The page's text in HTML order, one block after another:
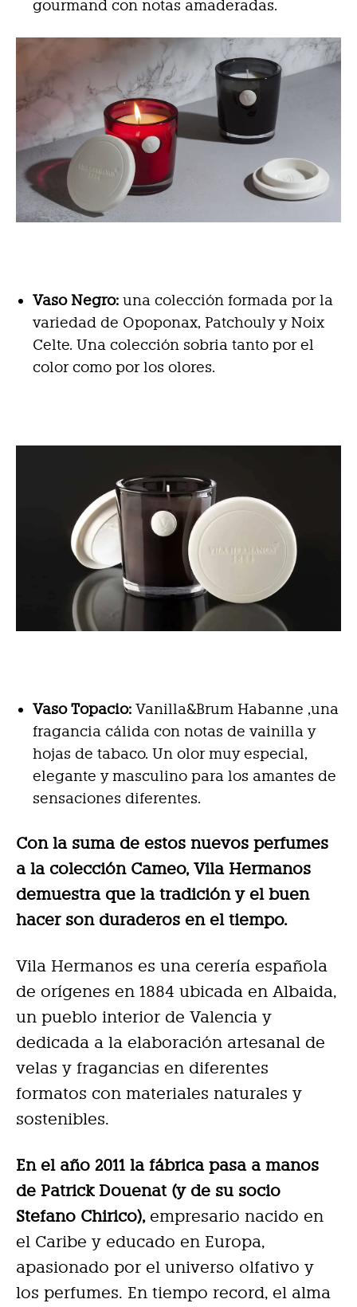
gourmand con notas amaderadas.
Vaso Negro: una colección formada por la
variedad de Opoponax, Patchouly y Noix
Celte. Una colección sobria tanto por el
color como por los olores.
Vaso Topacio: Vanilla&Brum Habanne ,una
fragancia cálida con notas de vainilla y
hojas de tabaco. Un olor muy especial,
elegante y masculino para los amantes de
sensaciones diferentes.
Con la suma de estos nuevos perfumes
a la colección Cameo, Vila Hermanos
demuestra que la tradición y el buen
hacer son duraderos en el tiempo.
Vila Hermanos es una cerería española
de orígenes en 1884 ubicada en Albaida,
un pueblo interior de Valencia y
dedicada a la elaboración artesanal de
velas y fragancias en diferentes
formatos con materiales naturales y
sostenibles.
En el año 2011 la fábrica pasa a manos
de Patrick Douenat (y de su socio
Stefano Chirico),empresario nacido en
el Caribe y educado en Europa,
apasionado por el universo olfativo y
los perfumes. En tiempo record, el alma